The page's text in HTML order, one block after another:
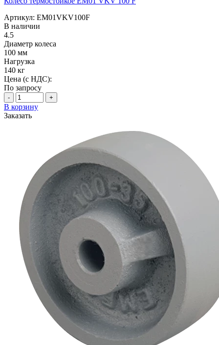
Артикул: EM01VKV100F
В наличии
4.5
Диаметр колеса
100 мм
Нагрузка
140 кг
Цена (с НДС):
По запросу
- +
В корзину
Заказать